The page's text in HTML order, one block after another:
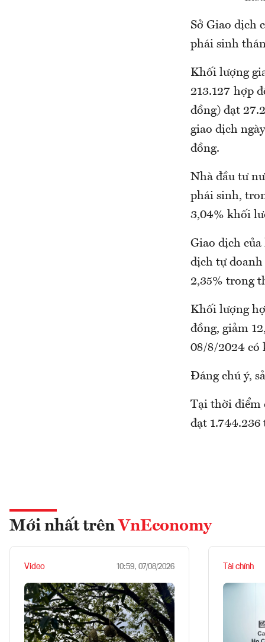
Sở Giao dịch
phái sinh
Khối lượng
213.127 hợp
đồng) đạt
giao dịch
đồng.
Nhà đầu tư
phái sinh,
3,04% khối
Giao dịch
dịch tự doanh
2,35% trong
Khối lượng
đồng, giảm
08/8/2024 có
Đáng chú ý,
Tại thời điểm
đạt
Mới nhất trên VnEconomy
Video 10:59, 07/08/2026 Tài chính